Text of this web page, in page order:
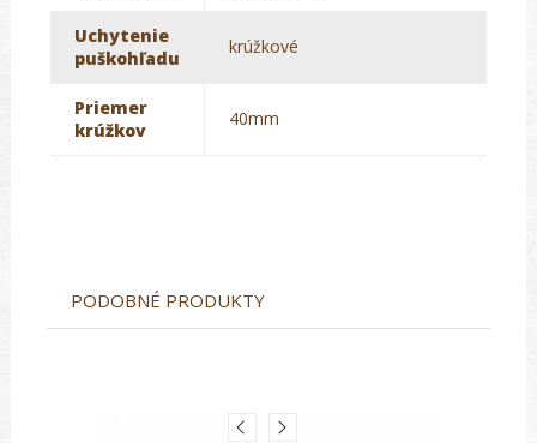
Uchytenie
puškohľadu
krúžkové
Priemer
krúžkov
40mm
PODOBNÉ PRODUKTY